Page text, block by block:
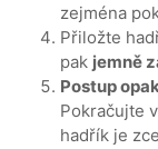
zejména
Přiložte
pak jemně
Postup
Pokračujte
hadřík je